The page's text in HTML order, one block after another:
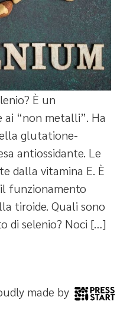
È un
“non metalli”. Ha
glutatione-
antiossidante. Le
dalla vitamina E. È
funzionamento
tiroide. Quali sono
di selenio? Noci […]
made by